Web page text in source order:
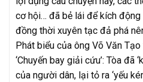
cơ hội… đã bẻ lái để kích
đồng thời xuyên tạc đả phá
Phát biểu của ông Võ Văn
‘Chuyến bay giải cứu’: Tòa đã
của người dân, lại tỏ ra ‘yếu